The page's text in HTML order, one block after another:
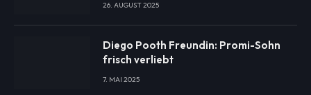
26. AUGUST 2025
Diego Pooth Freundin: Promi-Sohn
frisch verliebt
7. MAI 2025